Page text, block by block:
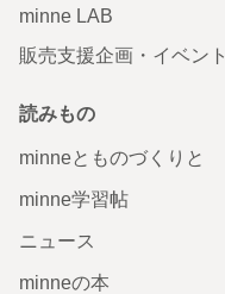
minne LAB
販売支援企画・イベント
読みもの
minneとものづくりと
minne学習帖
ニュース
minneの本